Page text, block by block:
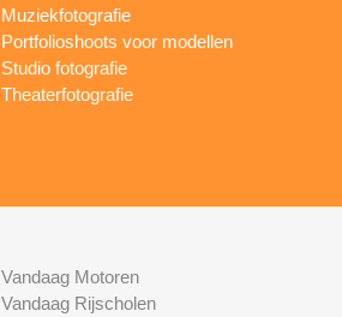
Muziekfotografie
Portfolioshoots voor modellen
Studio fotografie
Theaterfotografie
Vandaag Motoren
Vandaag Rijscholen